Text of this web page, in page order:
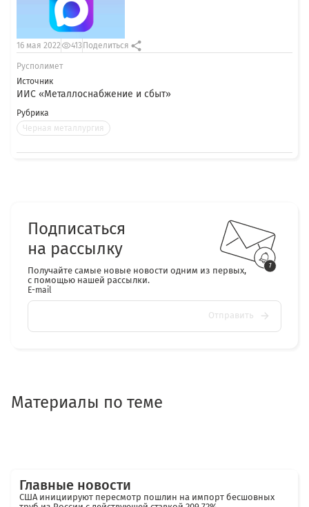
Источник
ИИС «Металлоснабжение и сбыт»
Рубрика
Черная металлургия
16 мая 2022 413 Поделиться
Русполимет
Подписаться
на рассылку
Получайте самые новые новости одним из первых,
с помощью нашей рассылки.
E-mail
Отправить
Материалы по теме
Главные новости
США инициируют пересмотр пошлин на импорт бесшовных